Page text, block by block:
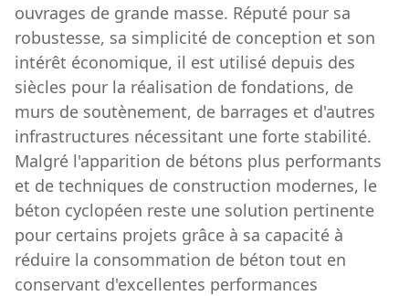
ouvrages de grande masse. Réputé pour sa
robustesse, sa simplicité de conception et son
intérêt économique, il est utilisé depuis des
siècles pour la réalisation de fondations, de
murs de soutènement, de barrages et d'autres
infrastructures nécessitant une forte stabilité.
Malgré l'apparition de bétons plus performants
et de techniques de construction modernes, le
béton cyclopéen reste une solution pertinente
pour certains projets grâce à sa capacité à
réduire la consommation de béton tout en
conservant d'excellentes performances